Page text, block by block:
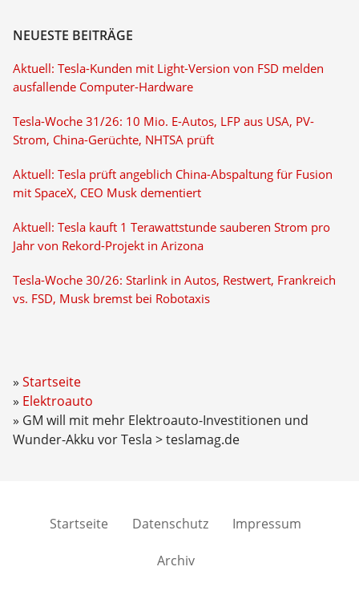
NEUESTE BEITRÄGE
Aktuell: Tesla-Kunden mit Light-Version von FSD melden
ausfallende Computer-Hardware
Tesla-Woche 31/26: 10 Mio. E-Autos, LFP aus USA, PV-
Strom, China-Gerüchte, NHTSA prüft
Aktuell: Tesla prüft angeblich China-Abspaltung für Fusion
mit SpaceX, CEO Musk dementiert
Aktuell: Tesla kauft 1 Terawattstunde sauberen Strom pro
Jahr von Rekord-Projekt in Arizona
Tesla-Woche 30/26: Starlink in Autos, Restwert, Frankreich
vs. FSD, Musk bremst bei Robotaxis
Startseite
Elektroauto
GM will mit mehr Elektroauto-Investitionen und
Wunder-Akku vor Tesla > teslamag.de
Startseite Datenschutz Impressum
Archiv